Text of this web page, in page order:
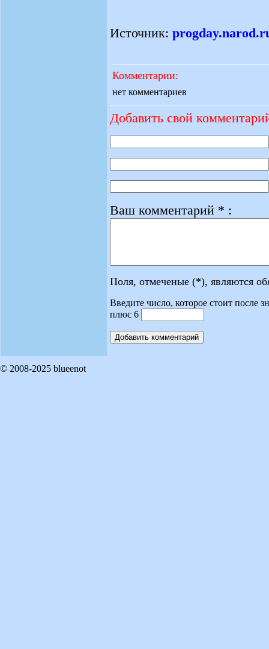
Источник:
Комментарии:
нет комментариев
Добавить свой
Ваш комментарий * :
Поля, отмеченые (*), являются
Введите число, которое стоит после
плюс 6
© 2008-2025 blueenot